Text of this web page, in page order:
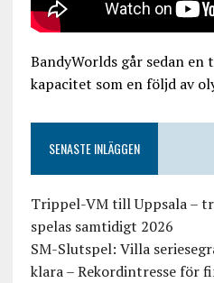
BandyWorlds går sedan en
kapacitet som en följd av
SENASTE INLÄGGEN
Trippel-VM till Uppsala –
spelas samtidigt 2026
SM-Slutspel: Villa
klara – Rekordintresse för